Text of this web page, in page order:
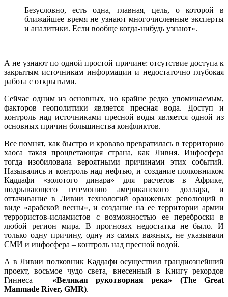
Безусловно, есть одна, главная, цель, о которой в
ближайшее время не узнают многочисленные эксперты
и аналитики. Если вообще когда-нибудь узнают».
А не узнают по одной простой причине: отсутствие доступа к
закрытым источникам информации и недостаточно глубокая
работа с открытыми.
Сейчас одним из основных, но крайне редко упоминаемым,
факторов геополитики является пресная вода. Доступ и
контроль над источниками пресной воды является одной из
основных причин большинства конфликтов.
Все помнят, как быстро и кроваво превратилась в территорию
хаоса такая процветающая страна, как Ливия. Инфосфера
тогда изобиловала вероятными причинами этих событий.
Назывались и контроль над нефтью, и создание полковником
Каддафи «золотого динара» для расчетов в Африке,
подрывающего гегемонию американского доллара, и
оттачивание в Ливии технологий оранжевых революций в
виде «арабской весны», и создание на ее территории армии
террористов-исламистов с возможностью ее переброски в
любой регион мира. В прогнозах недостатка не было. И
только одну причину, одну из самых важных, не указывали
СМИ и инфосфера – контроль над пресной водой.
А в Ливии полковник Каддафи осуществил грандиознейший
проект, восьмое чудо света, внесенный в Книгу рекордов
Гиннеса – «Великая рукотворная река» (The Great
Manmade River, GMR).